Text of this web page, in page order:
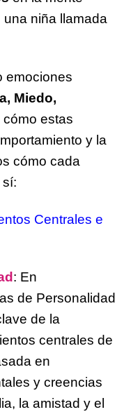
niña llamada
emociones
Miedo,
estas
y la
cómo cada
Centrales e
: En
de Personalidad
de la
centrales de
en
y creencias
la amistad y el